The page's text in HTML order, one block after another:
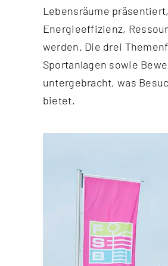
Lebensräume
Energieeffizienz,
werden. Die drei
Sportanlagen sowie
untergebracht, was
bietet.